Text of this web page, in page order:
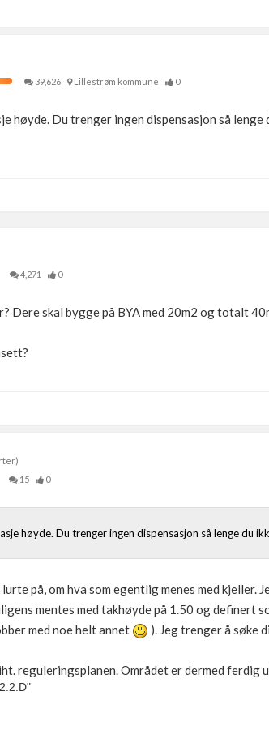
39,626 Lillestrøm kommune 0
høyde. Du trenger ingen dispensasjon så
4,271 0
Dere skal bygge på BYA med 20m2 og totalt
15 0
høyde. Du trenger ingen dispensasjon så lenge du
på, om hva som egentlig menes med kjeller.
mentes med takhøyde på 1.50 og definert
med noe helt annet
). Jeg trenger å søke
reguleringsplanen. Området er dermed ferdig